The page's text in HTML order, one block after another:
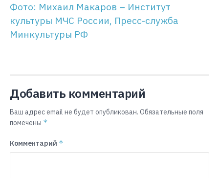
Фото: Михаил Макаров – Институт
культуры МЧС России, Пресс-служба
Минкультуры РФ
Добавить комментарий
Ваш адрес email не будет опубликован. Обязательные поля
помечены *
Комментарий *